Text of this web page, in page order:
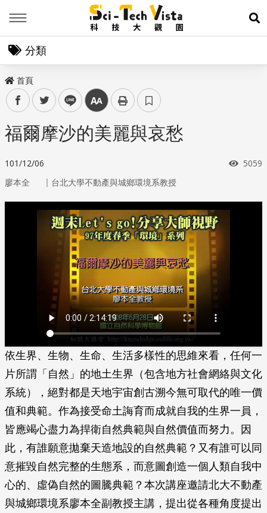
展
分類
首頁
facebooktwitter line 中
福爾摩沙的美麗與哀愁
101/12/06 瀏覽
5059
廖本全 ｜ 台北大學不動產與城鄉環境系教授
依生界、生物、生命、生活多樣性的思維來看，任何一
片所謂「自然」的地土生界（包含地方社會網絡與文化
系統），絕對都是天地宇宙創古溯今無可取代的唯一價
值和典範。作為接受命土誨育而成就自我的生界一員，
皆應竭心盡力為捍衛自然典範與自然價值而努力。因
此，有誰願意拋棄天造地設的自然典範？又有誰可以同
意摧毀自然完整的生態系，而意圖創造一個人類自我中
心的、虛偽自然的圖騰典範？本次講座邀請北大不動產
與城鄉環境系廖本全副教授主講，提出從各種角度提出